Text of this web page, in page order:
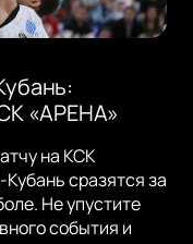
«АРЕНА»
на КСК
сразятся за
Не упустите
события и